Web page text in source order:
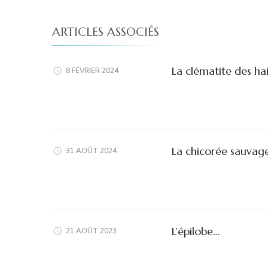
ARTICLES ASSOCIÉS
8 FÉVRIER 2024 La clématite des
31 AOÛT 2024 La chicorée
21 AOÛT 2023 L’épilobe…